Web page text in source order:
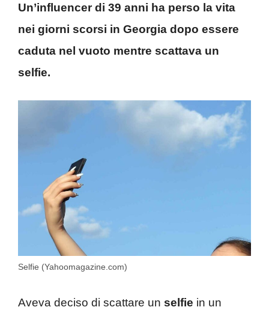
Un’influencer di 39 anni ha perso la vita
nei giorni scorsi in Georgia dopo essere
caduta nel vuoto mentre scattava un
selfie.
Selfie (Yahoomagazine.com)
Aveva deciso di scattare un selfie in un